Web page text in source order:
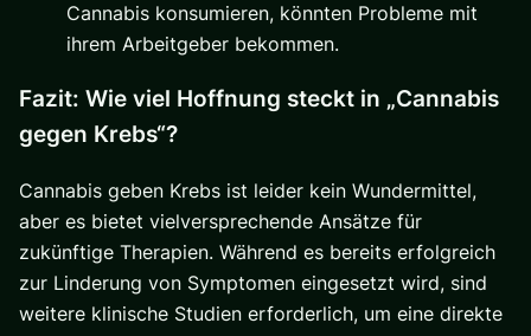
Cannabis konsumieren, könnten Probleme mit
ihrem Arbeitgeber bekommen.
Fazit: Wie viel Hoffnung steckt in „Cannabis
gegen Krebs“?
Cannabis geben Krebs ist leider kein Wundermittel,
aber es bietet vielversprechende Ansätze für
zukünftige Therapien. Während es bereits erfolgreich
zur Linderung von Symptomen eingesetzt wird, sind
weitere klinische Studien erforderlich, um eine direkte